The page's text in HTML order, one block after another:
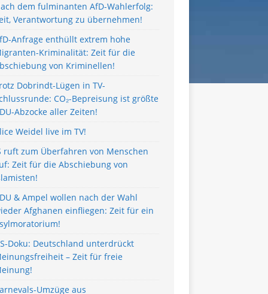
dem fulminanten AfD-Wahlerfolg:
Verantwortung zu übernehmen!
Anfrage enthüllt extrem hohe
Kriminalität: Zeit für die
von Kriminellen!
Dobrindt-Lügen in TV-
CO₂-Bepreisung ist größte
Abzocke aller Zeiten!
Weidel live im TV!
ruft zum Überfahren von Menschen
Zeit für die Abschiebung von
& Ampel wollen nach der Wahl
Afghanen einfliegen: Zeit für ein
Doku: Deutschland unterdrückt
– Zeit für freie
Umzüge aus